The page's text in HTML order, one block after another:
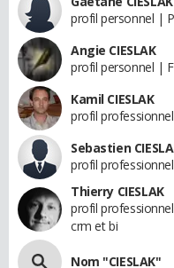
profil personnel |
Angie CIESLAK
profil personnel |
Kamil CIESLAK
profil
Sebastien
profil
Thierry CIESLAK
profil
crm et bi
Nom "CIESLAK"